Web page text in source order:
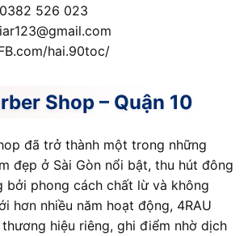
526 023
hai.90toc/
Shop – Quận 10
đã trở thành một trong những
đẹp ở Sài Gòn nổi bật, thu hút đông
bởi phong cách chất lừ và không
hơn nhiều năm hoạt động, 4RAU
hiệu riêng, ghi điểm nhờ dịch